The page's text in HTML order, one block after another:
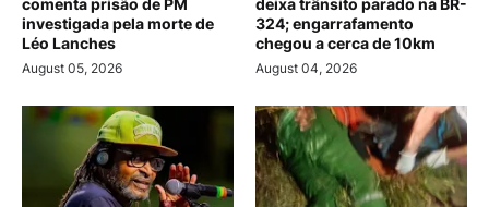
comenta prisão de PM
investigada pela morte de
Léo Lanches
August 05, 2026
deixa trânsito parado na BR-
324; engarrafamento
chegou a cerca de 10km
August 04, 2026